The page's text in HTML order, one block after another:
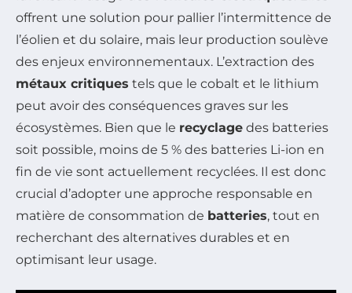
offrent une solution pour pallier l’intermittence de
l’éolien et du solaire, mais leur production soulève
des enjeux environnementaux. L’extraction des
métaux critiques tels que le cobalt et le lithium
peut avoir des conséquences graves sur les
écosystèmes. Bien que le recyclage des batteries
soit possible, moins de 5 % des batteries Li-ion en
fin de vie sont actuellement recyclées. Il est donc
crucial d’adopter une approche responsable en
matière de consommation de batteries, tout en
recherchant des alternatives durables et en
optimisant leur usage.